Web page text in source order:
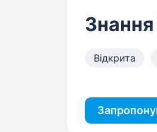
Знання
Відкрита